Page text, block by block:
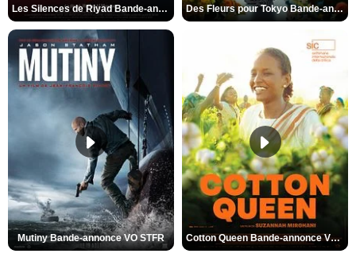
Les Silences de Riyad Bande-annonce VO STFR Des Fleurs pour Tokyo Bande-annonce VO STFR
Mutiny Bande-annonce VO STFR Cotton Queen Bande-annonce VO STFR